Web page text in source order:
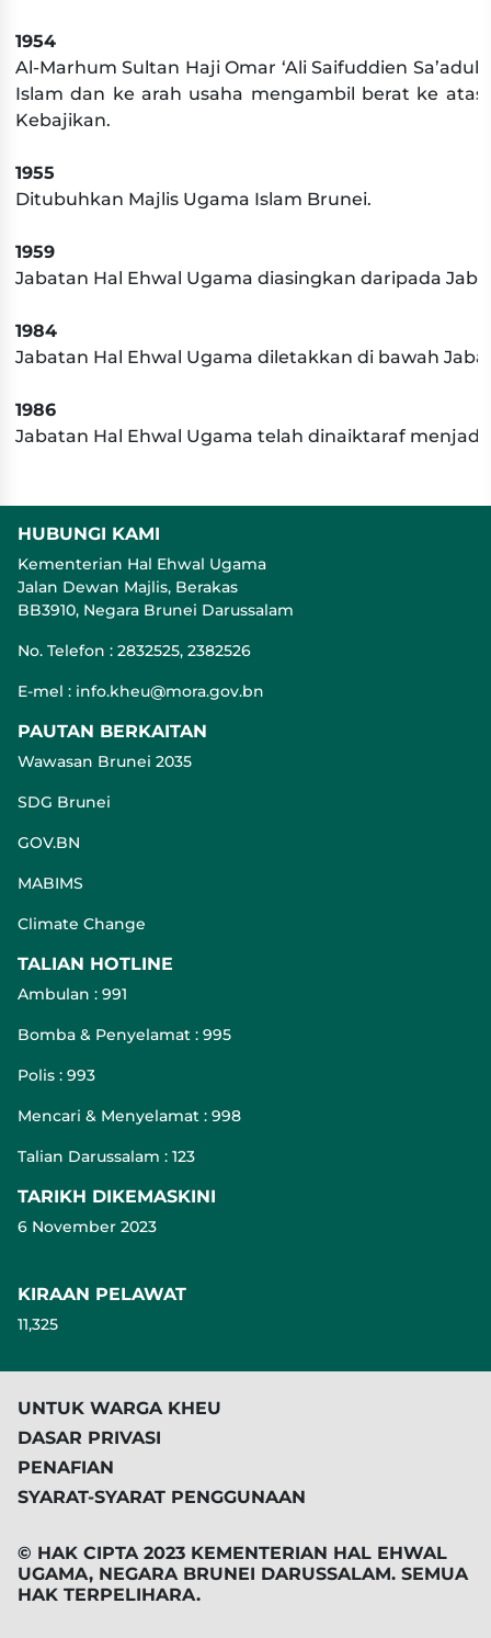
1954
Al-Marhum Sultan Haji Omar ‘Ali Saifuddien
Islam dan ke arah usaha mengambil berat ke
Kebajikan.
1955
Ditubuhkan Majlis Ugama Islam Brunei.
1959
Jabatan Hal Ehwal Ugama diasingkan daripada
1984
Jabatan Hal Ehwal Ugama diletakkan di bawah
1986
Jabatan Hal Ehwal Ugama telah dinaiktaraf
HUBUNGI KAMI
Kementerian Hal Ehwal Ugama
Jalan Dewan Majlis, Berakas
BB3910, Negara Brunei Darussalam
No. Telefon : 2832525, 2382526
E-mel : info.kheu@mora.gov.bn
PAUTAN BERKAITAN
Wawasan Brunei 2035
SDG Brunei
GOV.BN
MABIMS
Climate Change
TALIAN HOTLINE
Ambulan : 991
Bomba & Penyelamat : 995
Polis : 993
Mencari & Menyelamat : 998
Talian Darussalam : 123
TARIKH DIKEMASKINI
6 November 2023
KIRAAN PELAWAT
11,325
UNTUK WARGA KHEU
DASAR PRIVASI
PENAFIAN
SYARAT-SYARAT PENGGUNAAN
© HAK CIPTA 2023 KEMENTERIAN HAL EHWAL
UGAMA, NEGARA BRUNEI DARUSSALAM. SEMUA
HAK TERPELIHARA.